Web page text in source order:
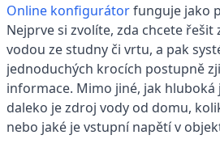
Online konfigurátorfunguje jako
Nejprve si zvolíte, zda chcete řešit
vodou ze studny či vrtu, a pak
jednoduchých krocích postupně
informace. Mimo jiné, jak
daleko je zdroj vody od domu,
nebo jaké je vstupní napětí v